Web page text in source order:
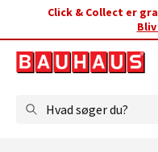
Click & Collect er
Hvad søger du?